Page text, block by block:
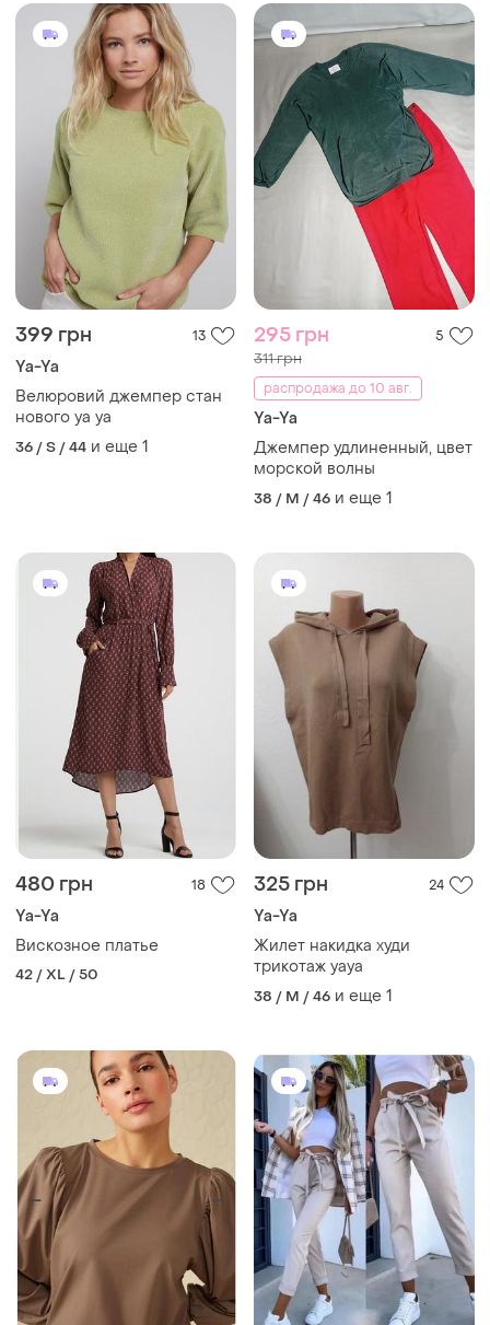
399 грн 13
Ya-Ya
Велюровий джемпер стан
нового ya ya
36 / S / 44 и еще 1
295 грн 5
311 грн
распродажа до 10 авг.
Ya-Ya
Джемпер удлиненный, цвет
морской волны
38 / M / 46 и еще 1
480 грн 18
Ya-Ya
Вискозное платье
42 / XL / 50
325 грн 24
Ya-Ya
Жилет накидка худи
трикотаж yaya
38 / M / 46 и еще 1